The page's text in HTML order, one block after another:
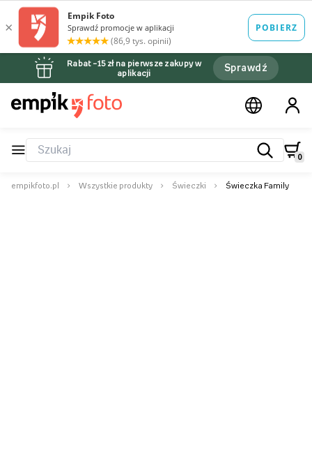
Rabat –15 zł na pierwsze zakupy w
aplikacji
Sprawdź
0
empikfoto.pl Wszystkie produkty Świeczki Świeczka Family